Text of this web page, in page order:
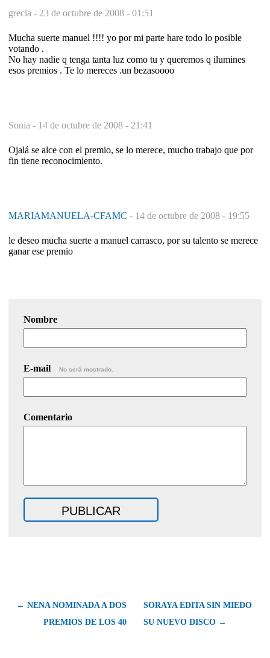
grecia - 23 de octubre de 2008 - 01:51
Mucha suerte manuel !!!! yo por mi parte hare todo lo posible
votando .
No hay nadie q tenga tanta luz como tu y queremos q ilumines
esos premios . Te lo mereces .un bezasoooo
Sonia - 14 de octubre de 2008 - 21:41
Ojalá se alce con el premio, se lo merece, mucho trabajo que por
fin tiene reconocimiento.
MARIAMANUELA-CFAMC - 14 de octubre de 2008 - 19:55
le deseo mucha suerte a manuel carrasco, por su talento se merece
ganar ese premio
Nombre
E-mail No será mostrado.
Comentario
← NENA NOMINADA A DOS
PREMIOS DE LOS 40
SORAYA EDITA SIN MIEDO
SU NUEVO DISCO →